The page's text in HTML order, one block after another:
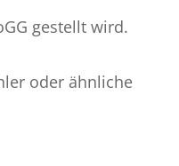
gestellt wird.
oder ähnliche